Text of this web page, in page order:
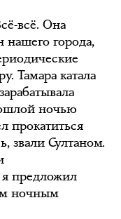
всё. Она
города,
Тамара катала
ночью
прокатиться
звали Султаном.
предложил
ночным